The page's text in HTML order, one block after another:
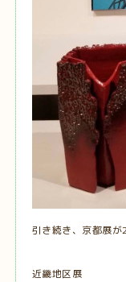
引き続き、京都展が
近畿地区展